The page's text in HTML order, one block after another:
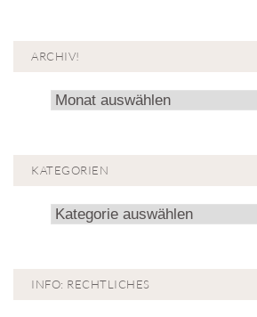
ARCHIV!
Archiv!
KATEGORIEN
Kategorien
INFO: RECHTLICHES